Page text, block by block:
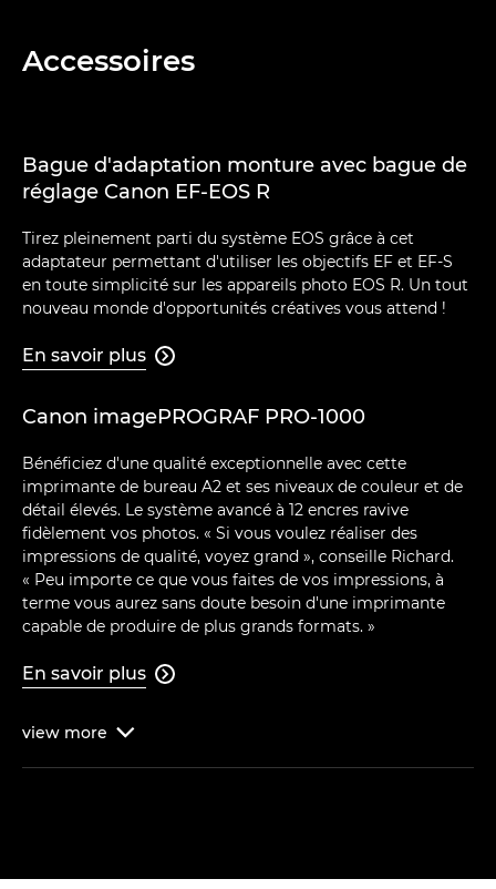
Accessoires
Bague d'adaptation monture avec bague de
réglage Canon EF-EOS R
Tirez pleinement parti du système EOS grâce à cet
adaptateur permettant d'utiliser les objectifs EF et EF-S
en toute simplicité sur les appareils photo EOS R. Un tout
nouveau monde d'opportunités créatives vous attend !
En savoir plus 
Canon imagePROGRAF PRO-1000
Bénéficiez d'une qualité exceptionnelle avec cette
imprimante de bureau A2 et ses niveaux de couleur et de
détail élevés. Le système avancé à 12 encres ravive
fidèlement vos photos. « Si vous voulez réaliser des
impressions de qualité, voyez grand », conseille Richard.
« Peu importe ce que vous faites de vos impressions, à
terme vous aurez sans doute besoin d'une imprimante
capable de produire de plus grands formats. »
En savoir plus 
view more 